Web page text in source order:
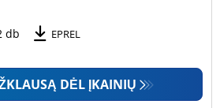
db EPREL
DĖL ĮKAINIŲ